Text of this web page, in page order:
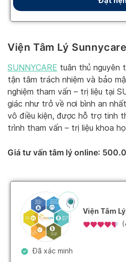
Viện Tâm Lý Sunnycare
SUNNYCARE tuân thủ nguyên
tận tâm trách nhiệm và bảo
nghiệm tham vấn – trị liệu tại
giác như trở về nơi bình an
vô điều kiện, được hỗ trợ tinh
trình tham vấn – trị liệu khoa
Giá tư vấn tâm lý online: